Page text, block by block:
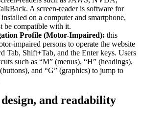
A screen-reader is software for
on a computer and smartphone,
be compatible with it.
Profile (Motor-Impaired): this
impaired persons to operate the website
Tab, Shift+Tab, and the Enter keys. Users
such as “M” (menus), “H” (headings),
and “G” (graphics) to jump to
and readability